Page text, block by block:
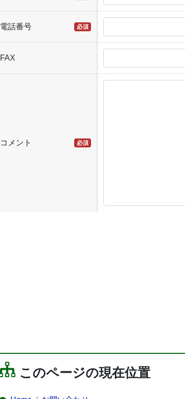
電話番号 必須
FAX
コメント 必須
このページの現在位置